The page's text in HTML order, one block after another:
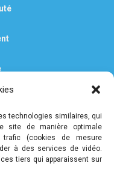
technologies similaires, qui
site de manière optimale
trafic (cookies de mesure
à des services de vidéo.
tiers qui apparaissent sur
des données